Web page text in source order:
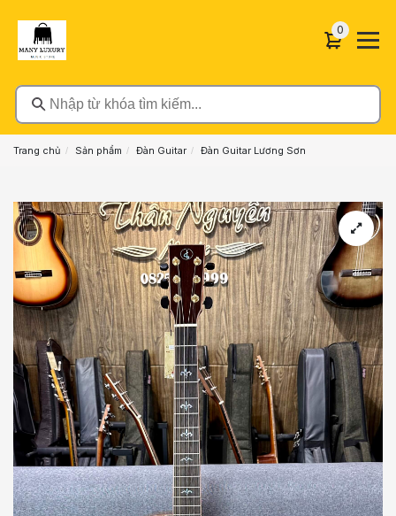
Nhập từ khóa tìm kiếm...
00 sản
Trang chủ Sản phẩm Đàn Guitar Đàn Guitar Lương Sơn